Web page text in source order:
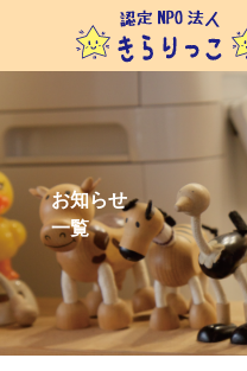
お知らせ
一覧